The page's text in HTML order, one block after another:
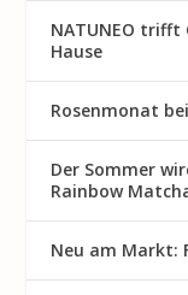
NATUNEO trifft
Hause
Rosenmon at
Der Sommer
Rainbow
Neu am Markt: